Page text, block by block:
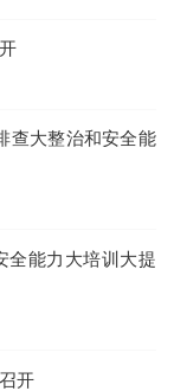
查大整治和安全能
全能力大培训大提
开